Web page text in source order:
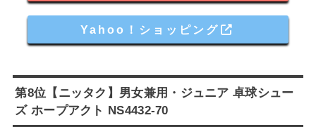
Yahoo！ショッピング
第8位【ニッタク】男女兼用・ジュニア 卓球シュー
ズ ホープアクト NS4432-70